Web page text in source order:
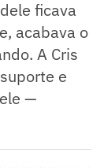
ficava
acabava o
A Cris
e
—